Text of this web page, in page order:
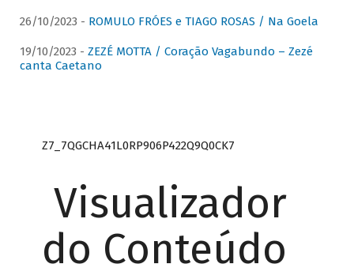
26/10/2023 - ROMULO FRÓES e TIAGO ROSAS / Na Goela
19/10/2023 - ZEZÉ MOTTA / Coração Vagabundo – Zezé
canta Caetano
Z7_7QGCHA41L0RP906P422Q9Q0CK7
Visualizador
do Conteúdo